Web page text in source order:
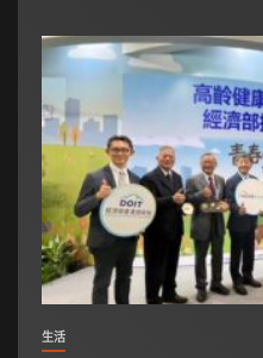
生活